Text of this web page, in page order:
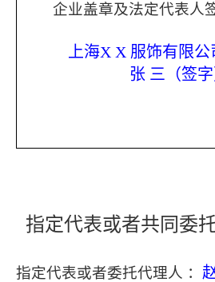
企业盖章及法定代表人
上海X X 服饰有限公
张 三（签字
指定代表或者共同委
指定代表或者委托代理人 ：